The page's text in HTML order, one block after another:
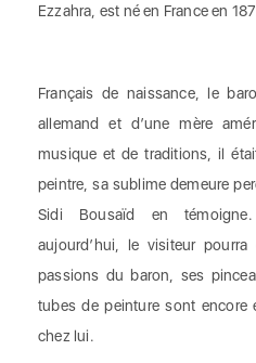
Ezzahra, est né en France en
Français de naissance, le
allemand et d’une mère
musique et de traditions, il
peintre, sa sublime demeure
Sidi Bousaïd en
aujourd’hui, le visiteur
passions du baron, ses
tubes de peinture sont encore
chez lui.